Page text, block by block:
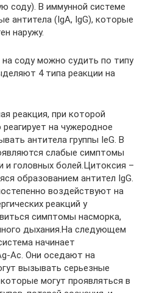
соду). В иммунной системе
антитела (IgA, IgG), которые
наружу.
на соду можно судить по типу
4 типа реакции на
реакция, при которой
на чужеродное
антитела группы IeG. В
слабые симптомы
головных болей.Цитоксия –
образованием антител IgG.
воздействуют на
реакций у
симптомы насморка,
дыхания.На следующем
начинает
Ac. Они оседают на
вызывать серьезные
могут проявляться в